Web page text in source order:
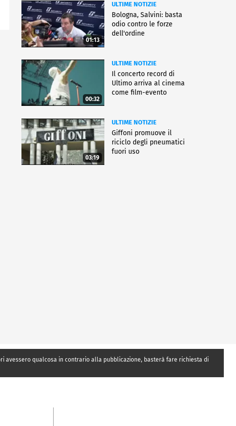
01:13
ULTIME NOTIZIE
Bologna, Salvini: basta
odio contro le forze
dell'ordine
00:32
ULTIME NOTIZIE
Il concerto record di
Ultimo arriva al cinema
come film-evento
03:19
ULTIME NOTIZIE
Giffoni promuove il
riciclo degli pneumatici
fuori uso
avessero qualcosa in contrario alla pubblicazione, basterà fare richiesta di